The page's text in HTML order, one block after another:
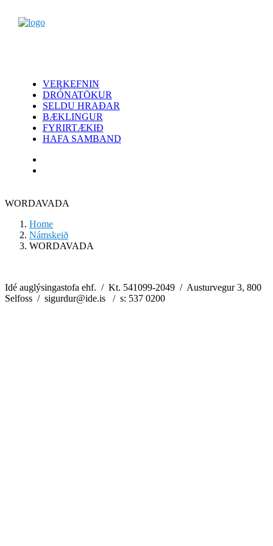
VERKEFNIN
DRÓNATÖKUR
SELDU HRAÐAR
BÆKLINGUR
FYRIRTÆKIÐ
HAFA SAMBAND
WORDAVADA
Home
Námskeið
WORDAVADA
Idé auglýsingastofa ehf. / Kt. 541099-2049 / Austurvegur 3, 800
Selfoss / sigurdur@ide.is / s: 537 0200